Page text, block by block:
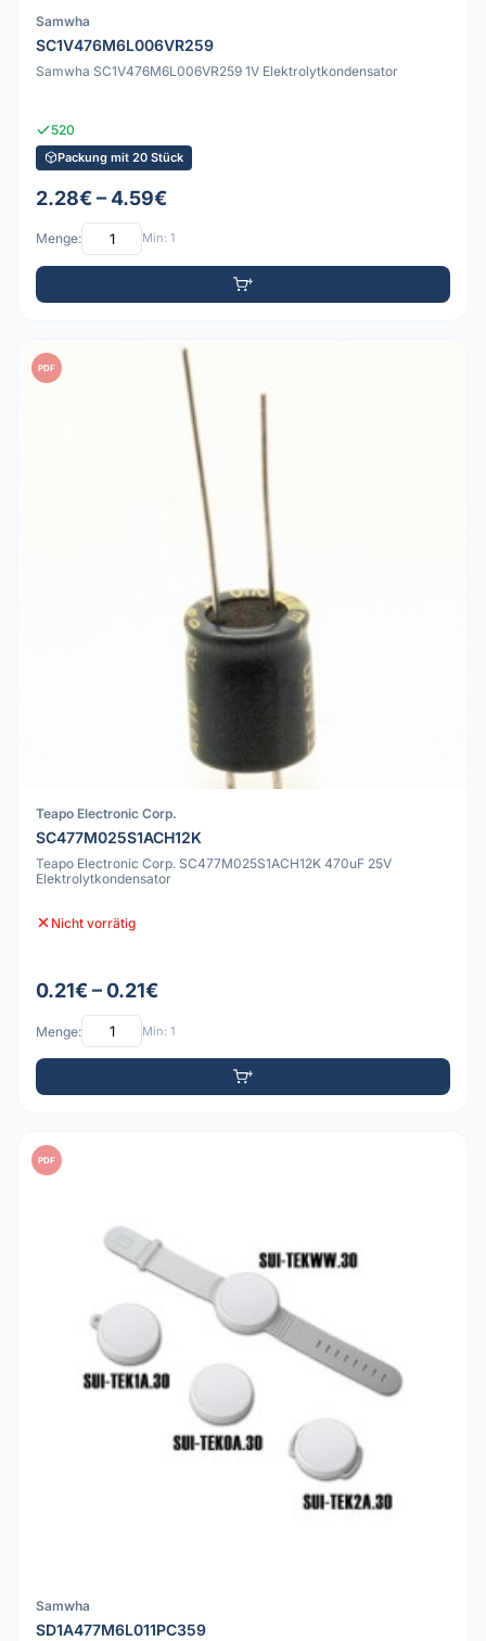
Samwha
SC1V476M6L006VR259
Samwha SC1V476M6L006VR259 1V Elektrolytkondensator
520
Packung mit 20 Stück
2.28€ – 4.59€
Menge: Min: 1
PDF
Teapo Electronic Corp.
SC477M025S1ACH12K
Teapo Electronic Corp. SC477M025S1ACH12K 470uF 25V
Elektrolytkondensator
Nicht vorrätig
0.21€ – 0.21€
Menge: Min: 1
PDF
Samwha
SD1A477M6L011PC359